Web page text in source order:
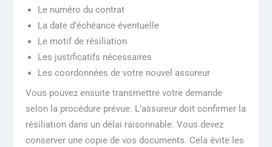
Le numéro du contrat
La date d’échéance éventuelle
Le motif de résiliation
Les justificatifs nécessaires
Les coordonnées de votre nouvel assureur
Vous pouvez ensuite transmettre votre demande
selon la procédure prévue. L’assureur doit confirmer la
résiliation dans un délai raisonnable. Vous devez
conserver une copie de vos documents. Cela évite les